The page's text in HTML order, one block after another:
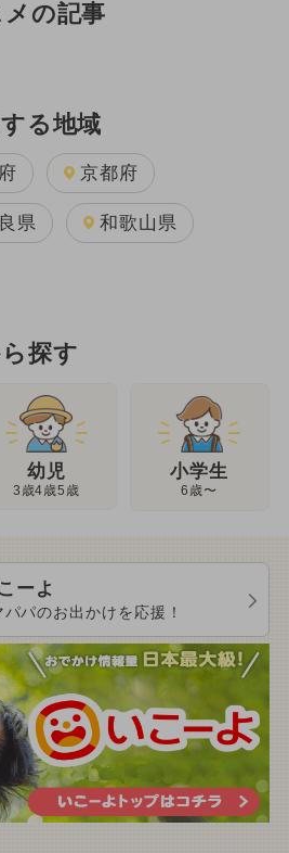
の記事
る地域
京都府
県 和歌山県
探す
幼児
3歳4歳5歳
小学生
6歳〜
ーよ
パのお出かけを応援！